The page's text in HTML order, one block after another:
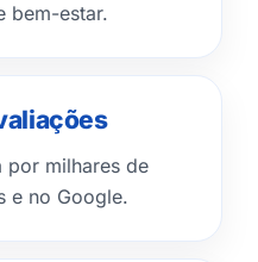
bem-estar.
por milhares de
e no Google.